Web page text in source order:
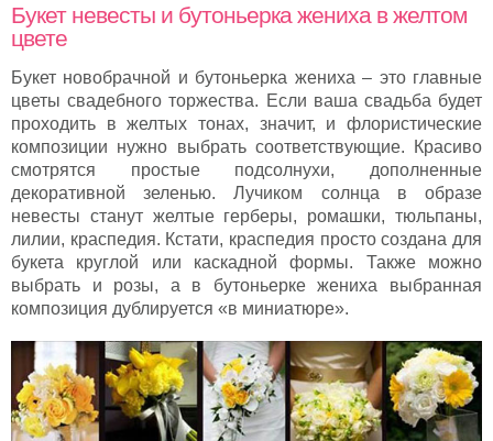
Букет невесты и бутоньерка жениха в желтом
цвете
Букет новобрачной и бутоньерка жениха – это главные
цветы свадебного торжества. Если ваша свадьба будет
проходить в желтых тонах, значит, и флористические
композиции нужно выбрать соответствующие. Красиво
смотрятся простые подсолнухи, дополненные
декоративной зеленью. Лучиком солнца в образе
невесты станут желтые герберы, ромашки, тюльпаны,
лилии, краспедия. Кстати, краспедия просто создана для
букета круглой или каскадной формы. Также можно
выбрать и розы, а в бутоньерке жениха выбранная
композиция дублируется «в миниатюре».